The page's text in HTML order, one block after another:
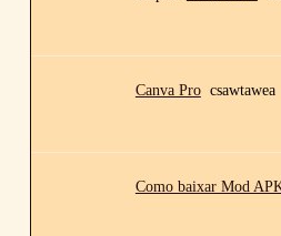
Canva Pro csawtawea
Como baixar Mod